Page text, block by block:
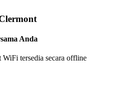
Anda
tersedia secara offline